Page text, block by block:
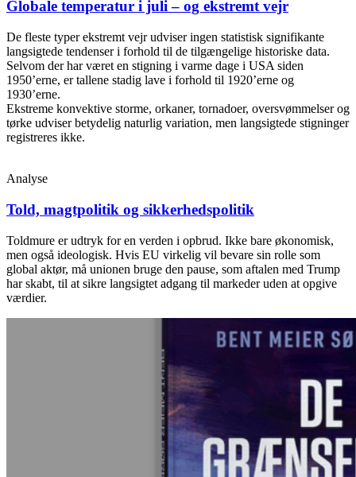
Globale temperatur i juli – og ekstremt vejr
De fleste typer ekstremt vejr udviser ingen statistisk signifikante
langsigtede tendenser i forhold til de tilgængelige historiske data.
Selvom der har været en stigning i varme dage i USA siden
1950’erne, er tallene stadig lave i forhold til 1920’erne og
1930’erne.
Ekstreme konvektive storme, orkaner, tornadoer, oversvømmelser og
tørke udviser betydelig naturlig variation, men langsigtede stigninger
registreres ikke.
Analyse
Told, magtpolitik og sikkerhedspolitik
Toldmure er udtryk for en verden i opbrud. Ikke bare økonomisk,
men også ideologisk. Hvis EU virkelig vil bevare sin rolle som
global aktør, må unionen bruge den pause, som aftalen med Trump
har skabt, til at sikre langsigtet adgang til markeder uden at opgive
værdier.